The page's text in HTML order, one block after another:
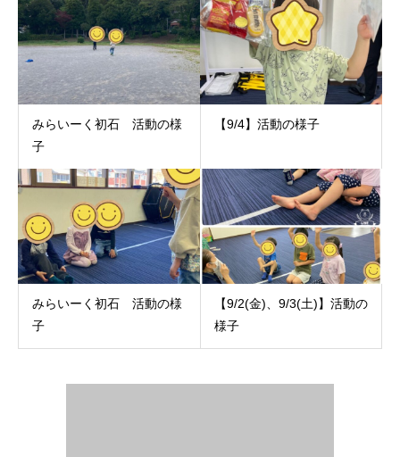
みらいーく初石 活動の様
子
【9/4】活動の様子
みらいーく初石 活動の様
子
【9/2(金)、9/3(土)】活動の
様子